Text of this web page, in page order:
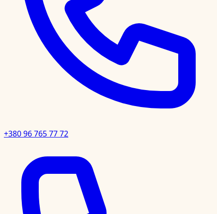
+380 96 765 77 72